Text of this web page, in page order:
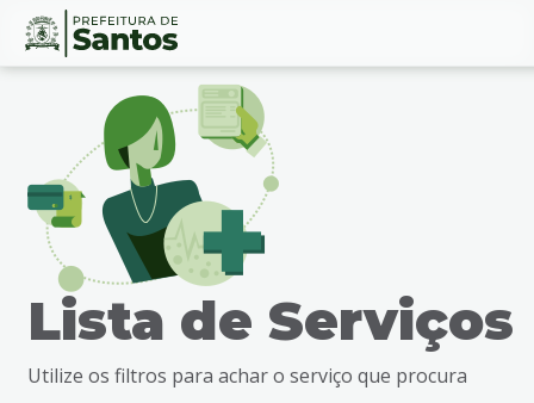
Ir
busca
Conteúdo
Lista de Serviços
Utilize os filtros para achar o serviço que procura